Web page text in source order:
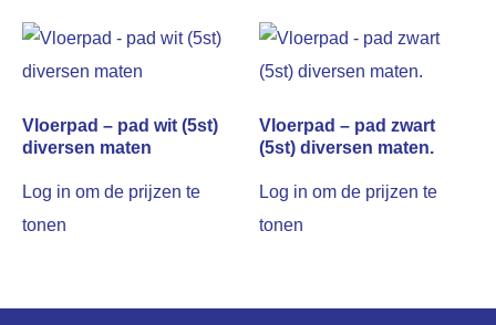
Vloerpad – pad wit (5st)
diversen maten
Log in om de prijzen te
tonen
Vloerpad – pad zwart
(5st) diversen maten.
Log in om de prijzen te
tonen